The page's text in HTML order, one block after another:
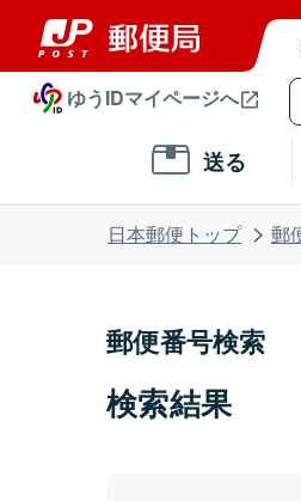
ゆうIDマイページへ
送る
日本郵便トップ 郵
郵便番号検索
検索結果